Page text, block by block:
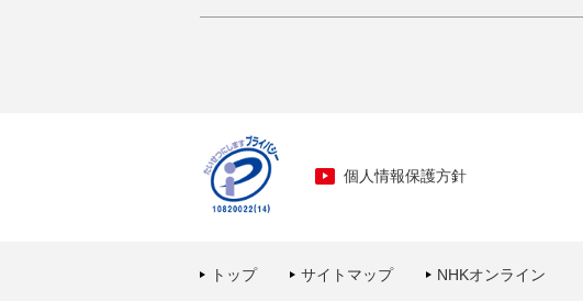
個人情報保護方針
トップ サイトマップ NHKオンライン